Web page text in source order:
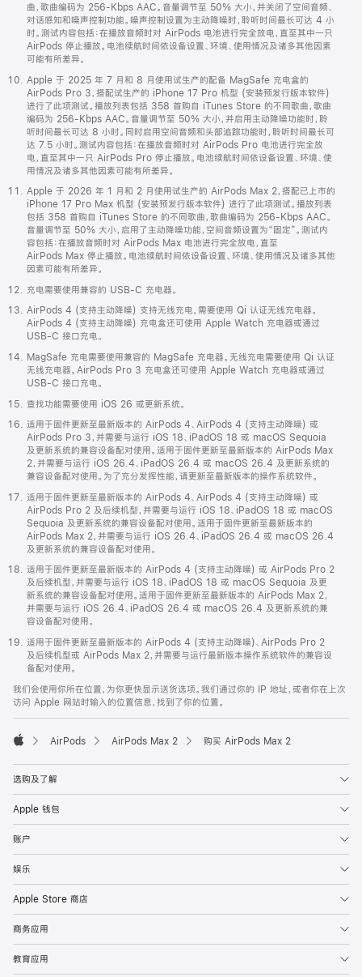
曲，歌曲编码为 256-Kbps AAC。音量调节至 50% 大小，并关闭了空间音频、
对话感知和噪声控制功能。噪声控制设置为主动降噪时，聆听时间最长可达 4 小
时。测试内容包括：在播放音频时对 AirPods 电池进行完全放电，直至其中一只
AirPods 停止播放。电池续航时间依设备设置、环境、使用情况及诸多其他因素
可能有所差异。
Apple 于 2025 年 7 月和 8 月使用试生产的配备 MagSafe 充电盒的
AirPods Pro 3，搭配试生产的 iPhone 17 Pro 机型 (安装预发行版本软件)
进行了此项测试。播放列表包括 358 首购自 iTunes Store 的不同歌曲，歌曲
编码为 256-Kbps AAC。音量调节至 50% 大小，并启用主动降噪功能时，聆
听时间最长可达 8 小时。同时启用空间音频和头部追踪功能时，聆听时间最长可
达 7.5 小时。测试内容包括：在播放音频时对 AirPods Pro 电池进行完全放
电，直至其中一只 AirPods Pro 停止播放。电池续航时间依设备设置、环境、使
用情况及诸多其他因素可能有所差异。
Apple 于 2026 年 1 月和 2 月使用试生产的 AirPods Max 2，搭配已上市的
iPhone 17 Pro Max 机型 (安装预发行版本软件) 进行了此项测试。播放列表
包括 358 首购自 iTunes Store 的不同歌曲，歌曲编码为 256-Kbps AAC。
音量调节至 50% 大小，启用了主动降噪功能，空间音频设置为“固定”。测试内
容包括：在播放音频时对 AirPods Max 电池进行完全放电，直至
AirPods Max 停止播放。电池续航时间依设备设置、环境、使用情况及诸多其他
因素可能有所差异。
充电需要使用兼容的 USB-C 充电器。
AirPods 4 (支持主动降噪) 支持无线充电，需要使用 Qi 认证无线充电器。
AirPods 4 (支持主动降噪) 充电盒还可使用 Apple Watch 充电器或通过
USB-C 接口充电。
MagSafe 充电需要使用兼容的 MagSafe 充电器。无线充电需要使用 Qi 认证
无线充电器。AirPods Pro 3 充电盒还可使用 Apple Watch 充电器或通过
USB-C 接口充电。
查找功能需要使用 iOS 26 或更新系统。
适用于固件更新至最新版本的 AirPods 4、AirPods 4 (支持主动降噪) 或
AirPods Pro 3，并需要与运行 iOS 18、iPadOS 18 或 macOS Sequoia
及更新系统的兼容设备配对使用。适用于固件更新至最新版本的 AirPods Max
2，并需要与运行 iOS 26.4、iPadOS 26.4 或 macOS 26.4 及更新系统的
兼容设备配对使用。为了充分发挥性能，请更新至最新版本的操作系统软件。
适用于固件更新至最新版本的 AirPods 4、AirPods 4 (支持主动降噪) 或
AirPods Pro 2 及后续机型，并需要与运行 iOS 18、iPadOS 18 或 macOS
Sequoia 及更新系统的兼容设备配对使用。适用于固件更新至最新版本的
AirPods Max 2，并需要与运行 iOS 26.4、iPadOS 26.4 或 macOS 26.4
及更新系统的兼容设备配对使用。
适用于固件更新至最新版本的 AirPods 4 (支持主动降噪) 或 AirPods Pro 2
及后续机型，并需要与运行 iOS 18、iPadOS 18 或 macOS Sequoia 及更
新系统的兼容设备配对使用。适用于固件更新至最新版本的 AirPods Max 2，
并需要与运行 iOS 26.4、iPadOS 26.4 或 macOS 26.4 及更新系统的兼
容设备配对使用。
适用于固件更新至最新版本的 AirPods 4 (支持主动降噪)、AirPods Pro 2
及后续机型或 AirPods Max 2，并需要与运行最新版本操作系统软件的兼容设
备配对使用。
我们会使用你所在位置，为你更快显示送货选项。我们通过你的 IP 地址，或者你在上次
访问 Apple 网站时输入的位置信息，找到了你的位置。
AirPods AirPods Max 2 购买 AirPods Max 2
选购及了解
Apple 钱包
账户
娱乐
Apple Store 商店
商务应用
教育应用